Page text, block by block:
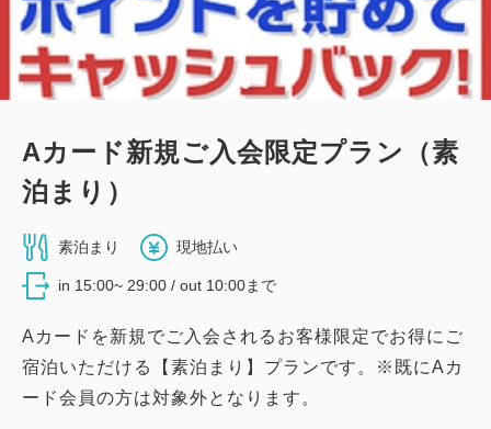
Aカード新規ご入会限定プラン（素
泊まり）
素泊まり 現地払い
in 15:00~ 29:00 / out 10:00まで
Aカードを新規でご入会されるお客様限定でお得にご
宿泊いただける【素泊まり】プランです。※既にAカ
ード会員の方は対象外となります。